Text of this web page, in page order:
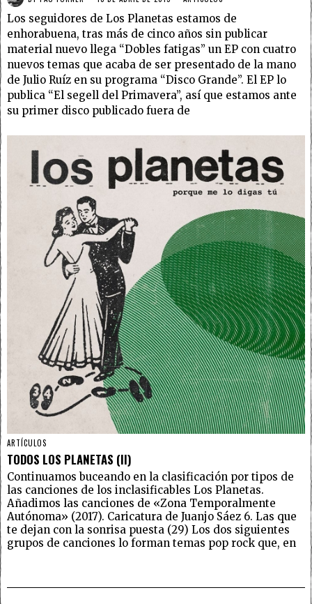
Los seguidores de Los Planetas estamos de
enhorabuena, tras más de cinco años sin publicar
material nuevo llega “Dobles fatigas” un EP con cuatro
nuevos temas que acaba de ser presentado de la mano
de Julio Ruíz en su programa “Disco Grande”. El EP lo
publica “El segell del Primavera”, así que estamos ante
su primer disco publicado fuera de
ARTÍCULOS
TODOS LOS PLANETAS (II)
Continuamos buceando en la clasificación por tipos de
las canciones de los inclasificables Los Planetas.
Añadimos las canciones de «Zona Temporalmente
Autónoma» (2017). Caricatura de Juanjo Sáez 6. Las que
te dejan con la sonrisa puesta (29) Los dos siguientes
grupos de canciones lo forman temas pop rock que, en